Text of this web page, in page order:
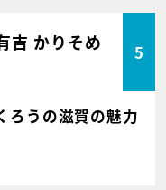
吉 かりそめ
5
ろうの滋賀の魅力